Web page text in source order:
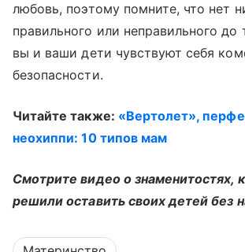
любовь, поэтому помните, что нет
правильного или неправильного до
вы и ваши дети чувствуют себя
безопасности.
Читайте также: «Вертолет»,
неохиппи: 10 типов мам
Смотрите видео о знаменитостях,
решили оставить своих детей без